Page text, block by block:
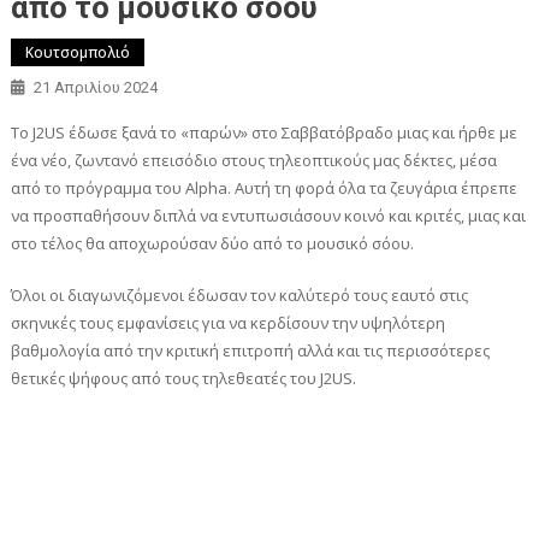
από το μουσικό σόου
Κουτσομπολιό
21 Απριλίου 2024
Το J2US έδωσε ξανά το «παρών» στο Σαββατόβραδο μιας και ήρθε με
ένα νέο, ζωντανό επεισόδιο στους τηλεοπτικούς μας δέκτες, μέσα
από το πρόγραμμα του Alpha. Αυτή τη φορά όλα τα ζευγάρια έπρεπε
να προσπαθήσουν διπλά να εντυπωσιάσουν κοινό και κριτές, μιας και
στο τέλος θα αποχωρούσαν δύο από το μουσικό σόου.
Όλοι οι διαγωνιζόμενοι έδωσαν τον καλύτερό τους εαυτό στις
σκηνικές τους εμφανίσεις για να κερδίσουν την υψηλότερη
βαθμολογία από την κριτική επιτροπή αλλά και τις περισσότερες
θετικές ψήφους από τους τηλεθεατές του J2US.